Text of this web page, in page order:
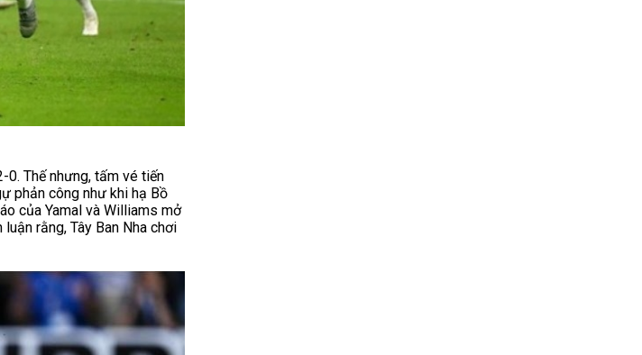
Thế nhưng, tấm vé tiến
phản công như khi hạ Bồ
của Yamal và Williams mở
rằng, Tây Ban Nha chơi